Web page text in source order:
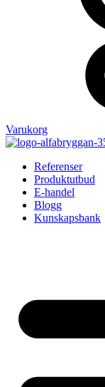
Varukorg
Referenser
Produktutbud
E-handel
Blogg
Kunskapsbank